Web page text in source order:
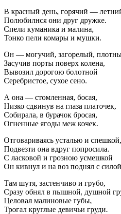
В красный день, горячий —
Полюбилнся они друг дружке.
Спели куманика и малина,
Тонко пели комары и мушки.
Он — могучий, загорелый,
Засучив порты поверх колена,
Вывозил дорогою болотной
Серебристое, сухое сено.
А она — стомленная, босая,
Низко сдвинув на глаза платочек,
Собирала, в бурачок бросая,
Огненные ягоды меж кочек.
Отговариваясь усталью и спешкой,
Подвезти она вдруг попросила.
С ласковой и грозною усмешкой
Он кивнул и на воз поднял с
Там шутя, застенчиво и грубо,
Сразу обнял в пышной, душной
Целовал малиновые губы,
Трогал круглые девичьи груди.